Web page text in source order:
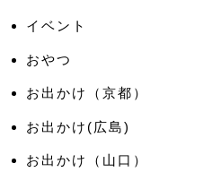
イベント
おやつ
お出かけ（京都）
お出かけ(広島)
お出かけ（山口）